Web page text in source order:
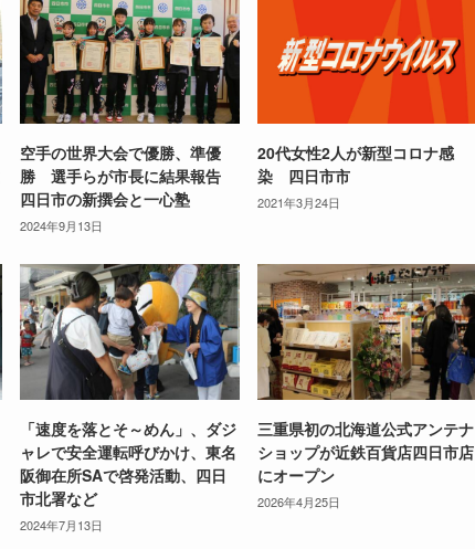
空手の世界大会で優勝、準優
勝 選手らが市長に結果報告
四日市の新撰会と一心塾
2024年9月13日
20代女性2人が新型コロナ感
染 四日市市
2021年3月24日
「速度を落とそ～めん」、ダジ
ャレで安全運転呼びかけ、東名
阪御在所SAで啓発活動、四日
市北署など
2024年7月13日
三重県初の北海道公式アンテナ
ショップが近鉄百貨店四日市店
にオープン
2026年4月25日